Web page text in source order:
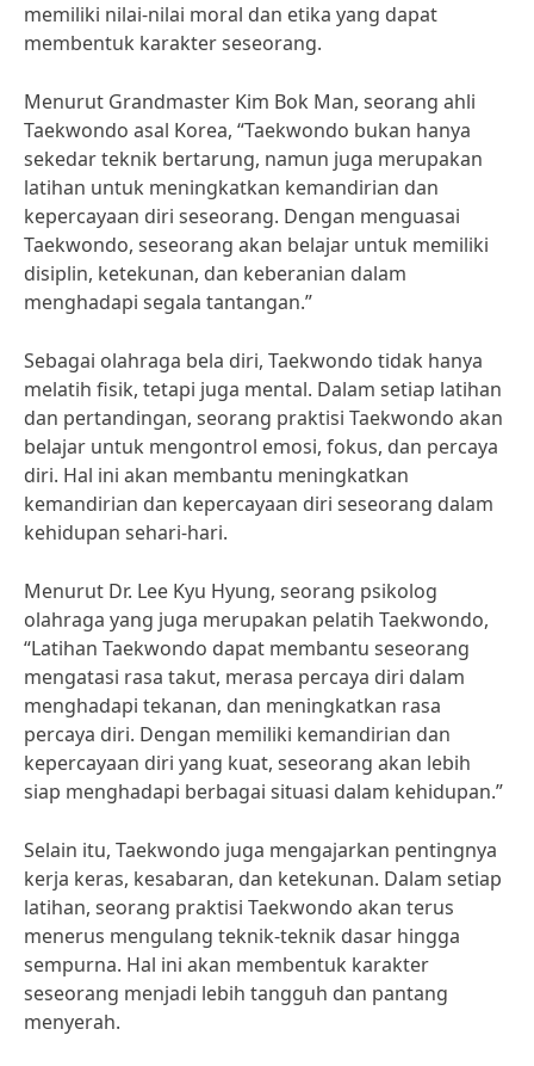
memiliki nilai-nilai moral dan etika yang dapat
membentuk karakter seseorang.
Menurut Grandmaster Kim Bok Man, seorang ahli
Taekwondo asal Korea, “Taekwondo bukan hanya
sekedar teknik bertarung, namun juga merupakan
latihan untuk meningkatkan kemandirian dan
kepercayaan diri seseorang. Dengan menguasai
Taekwondo, seseorang akan belajar untuk memiliki
disiplin, ketekunan, dan keberanian dalam
menghadapi segala tantangan.”
Sebagai olahraga bela diri, Taekwondo tidak hanya
melatih fisik, tetapi juga mental. Dalam setiap latihan
dan pertandingan, seorang praktisi Taekwondo akan
belajar untuk mengontrol emosi, fokus, dan percaya
diri. Hal ini akan membantu meningkatkan
kemandirian dan kepercayaan diri seseorang dalam
kehidupan sehari-hari.
Menurut Dr. Lee Kyu Hyung, seorang psikolog
olahraga yang juga merupakan pelatih Taekwondo,
“Latihan Taekwondo dapat membantu seseorang
mengatasi rasa takut, merasa percaya diri dalam
menghadapi tekanan, dan meningkatkan rasa
percaya diri. Dengan memiliki kemandirian dan
kepercayaan diri yang kuat, seseorang akan lebih
siap menghadapi berbagai situasi dalam kehidupan.”
Selain itu, Taekwondo juga mengajarkan pentingnya
kerja keras, kesabaran, dan ketekunan. Dalam setiap
latihan, seorang praktisi Taekwondo akan terus
menerus mengulang teknik-teknik dasar hingga
sempurna. Hal ini akan membentuk karakter
seseorang menjadi lebih tangguh dan pantang
menyerah.